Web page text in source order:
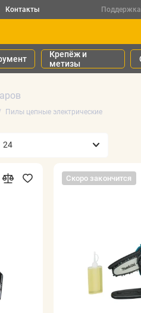
Контакты Поддержка
Крепёж и
метизы
Пилы цепные электрические
Скоро закончится